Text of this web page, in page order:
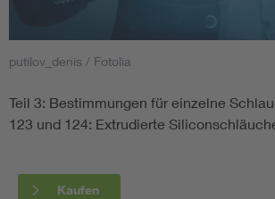
Smart Cities
Blitzschutz: DIN EN 62305 in der
Circular Economy für mehr
putilov_denis / Fotolia
Teil 3: Bestimmungen für einzelne
123 und 124: Extrudierte
Kaufen